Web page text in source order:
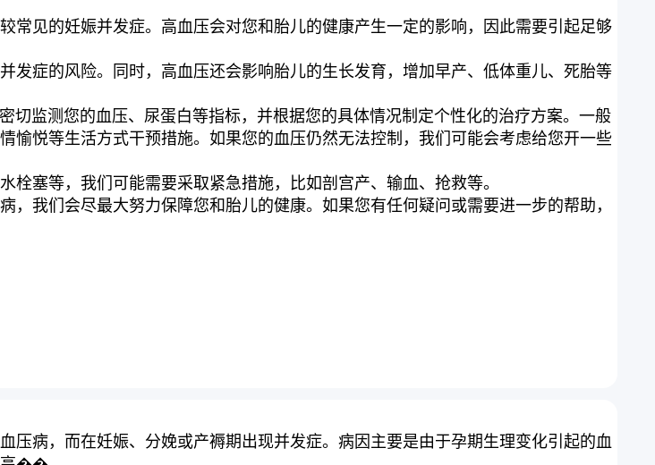
常见的妊娠并发症。高血压会对您和胎儿的健康产生一定的影响，因此需要引起足够
发症的风险。同时，高血压还会影响胎儿的生长发育，增加早产、低体重儿、死胎等
切监测您的血压、尿蛋白等指标，并根据您的具体情况制定个性化的治疗方案。一般
愉悦等生活方式干预措施。如果您的血压仍然无法控制，我们可能会考虑给您开一些
塞等，我们可能需要采取紧急措施，比如剖宫产、输血、抢救等。
我们会尽最大努力保障您和胎儿的健康。如果您有任何疑问或需要进一步的帮助，
压病，而在妊娠、分娩或产褥期出现并发症。病因主要是由于孕期生理变化引起的血